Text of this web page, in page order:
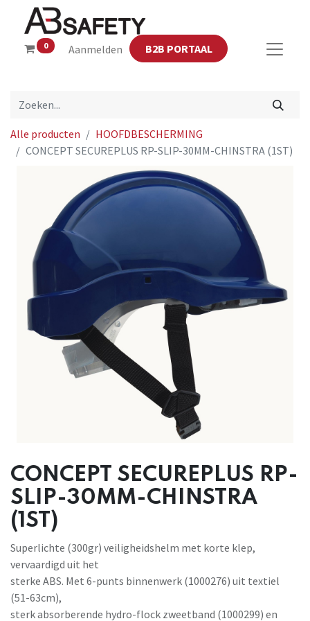
0 Aanmelden B2B PORTAAL
Alle producten
HOOFDBESCHERMING
CONCEPT SECUREPLUS RP-SLIP-30MM-CHINSTRA (1ST)
CONCEPT SECUREPLUS RP-
SLIP-30MM-CHINSTRA
(1ST)
Superlichte (300gr) veiligheidshelm met korte klep,
vervaardigd uit het
sterke ABS. Met 6-punts binnenwerk (1000276) uit textiel
(51-63cm),
sterk absorberende hydro-flock zweetband (1000299) en